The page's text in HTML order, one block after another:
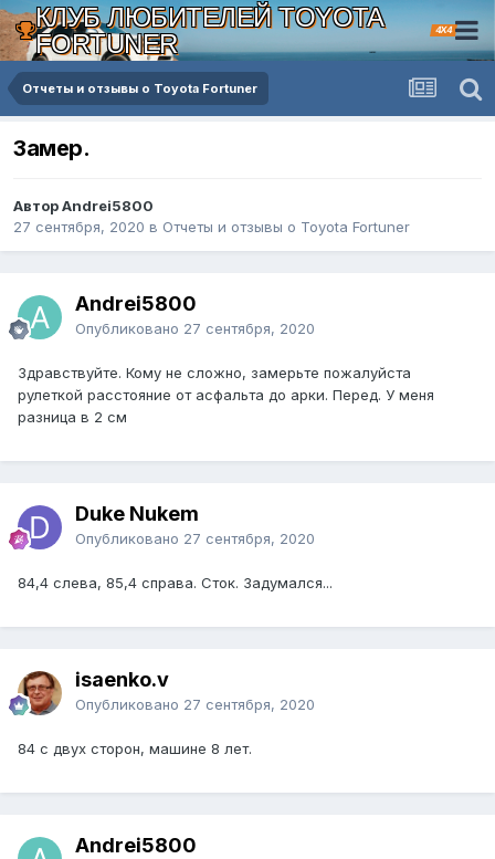
КЛУБ ЛЮБИТЕЛЕЙ TOYOTA
FORTUNER
4X4
Отчеты и отзывы о Toyota Fortuner
Замер.
Автор Andrei5800
27 сентября, 2020 в Отчеты и отзывы о Toyota Fortuner
Andrei5800
Опубликовано 27 сентября, 2020
Здравствуйте. Кому не сложно, замерьте пожалуйста
рулеткой расстояние от асфальта до арки. Перед. У меня
разница в 2 см
Duke Nukem
Опубликовано 27 сентября, 2020
84,4 слева, 85,4 справа. Сток. Задумался...
isaenko.v
Опубликовано 27 сентября, 2020
84 с двух сторон, машине 8 лет.
Andrei5800